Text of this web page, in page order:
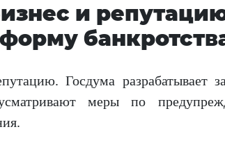
и
Госдума разрабатывает
меры по